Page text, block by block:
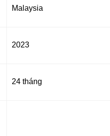
Malaysia
2023
24 tháng